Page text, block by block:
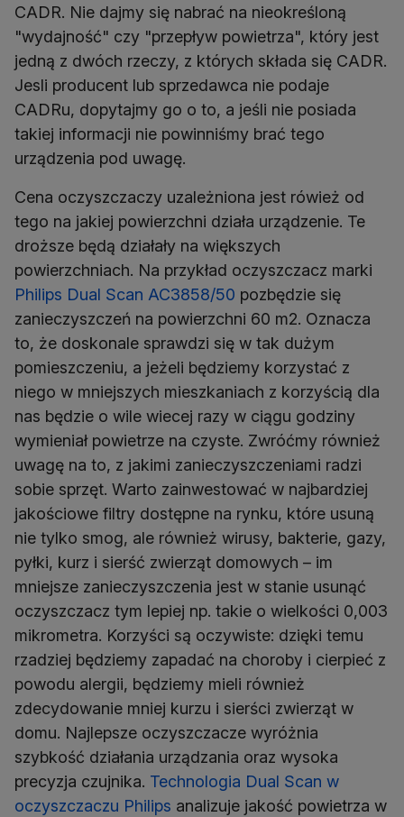
CADR. Nie dajmy się nabrać na nieokreśloną
"wydajność" czy "przepływ powietrza", który jest
jedną z dwóch rzeczy, z których składa się CADR.
Jesli producent lub sprzedawca nie podaje
CADRu, dopytajmy go o to, a jeśli nie posiada
takiej informacji nie powinniśmy brać tego
urządzenia pod uwagę.
Cena oczyszczaczy uzależniona jest rówież od
tego na jakiej powierzchni działa urządzenie. Te
droższe będą działały na większych
powierzchniach. Na przykład oczyszczacz marki
Philips Dual Scan AC3858/50 pozbędzie się
zanieczyszczeń na powierzchni 60 m2. Oznacza
to, że doskonale sprawdzi się w tak dużym
pomieszczeniu, a jeżeli będziemy korzystać z
niego w mniejszych mieszkaniach z korzyścią dla
nas będzie o wile wiecej razy w ciągu godziny
wymieniał powietrze na czyste. Zwróćmy również
uwagę na to, z jakimi zanieczyszczeniami radzi
sobie sprzęt. Warto zainwestować w najbardziej
jakościowe filtry dostępne na rynku, które usuną
nie tylko smog, ale również wirusy, bakterie, gazy,
pyłki, kurz i sierść zwierząt domowych – im
mniejsze zanieczyszczenia jest w stanie usunąć
oczyszczacz tym lepiej np. takie o wielkości 0,003
mikrometra. Korzyści są oczywiste: dzięki temu
rzadziej będziemy zapadać na choroby i cierpieć z
powodu alergii, będziemy mieli również
zdecydowanie mniej kurzu i sierści zwierząt w
domu. Najlepsze oczyszczacze wyróżnia
szybkość działania urządzania oraz wysoka
precyzja czujnika. Technologia Dual Scan w
oczyszczaczu Philips analizuje jakość powietrza w